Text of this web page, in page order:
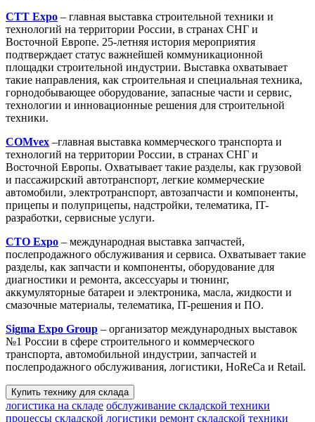
СТТ Expo – главная выставка строительной техники и
технологий на территории России, в странах СНГ и
Восточной Европе. 25-летняя история мероприятия
подтверждает статус важнейшей коммуникационной
площадки строительной индустрии. Выставка охватывает
такие направления, как строительная и специальная техника,
горнодобывающее оборудование, запасные части и сервис,
технологии и инновационные решения для строительной
техники.
COMvex –главная выставка коммерческого транспорта и
технологий на территории России, в странах СНГ и
Восточной Европы. Охватывает такие разделы, как грузовой
и пассажирский автотранспорт, легкие коммерческие
автомобили, электротранспорт, автозапчасти и компоненты,
прицепы и полуприцепы, надстройки, телематика, IT-
разработки, сервисные услуги.
СTO Expo – международная выставка запчастей,
послепродажного обслуживания и сервиса. Охватывает такие
разделы, как запчасти и компоненты, оборудование для
диагностики и ремонта, аксессуары и тюнинг,
аккумуляторные батареи и электроника, масла, жидкости и
смазочные материалы, телематика, IT-решения и ПО.
Sigma Expo Group – организатор международных выставок
№1 России в сфере строительного и коммерческого
транспорта, автомобильной индустрии, запчастей и
послепродажного обслуживания, логистики, HoReCa и Retail.
Купить технику для склада
логистика на складе обслуживание складской техники
процессы складской логистики ремонт складской техники